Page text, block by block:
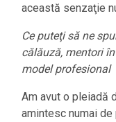
această senzaţie
Ce puteţi să ne
călăuză, mentori
model profesional
Am avut o pleiadă
amintesc numai